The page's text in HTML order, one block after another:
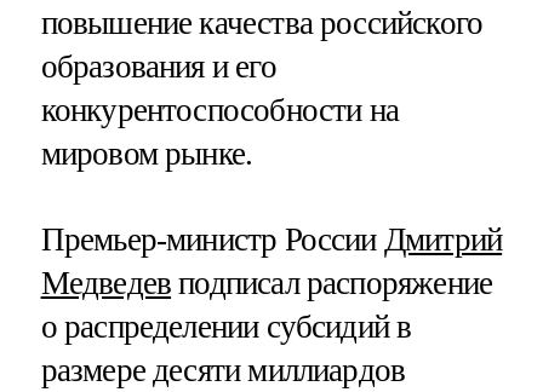
повышение качества российского
образования и его
конкурентоспособности на
мировом рынке.
Премьер-министр России Дмитрий
Медведев подписал распоряжение
о распределении субсидий в
размере десяти миллиардов